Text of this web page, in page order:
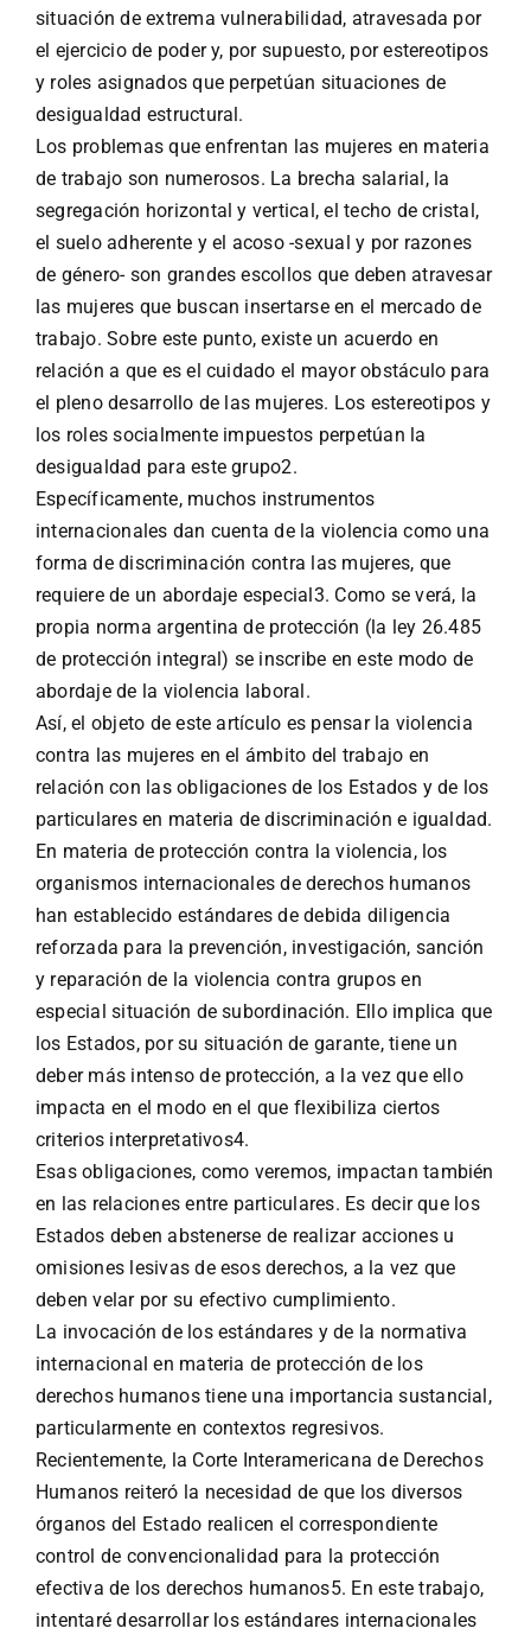
situación de extrema vulnerabilidad, atravesada por
el ejercicio de poder y, por supuesto, por estereotipos
y roles asignados que perpetúan situaciones de
desigualdad estructural.
Los problemas que enfrentan las mujeres en materia
de trabajo son numerosos. La brecha salarial, la
segregación horizontal y vertical, el techo de cristal,
el suelo adherente y el acoso -sexual y por razones
de género- son grandes escollos que deben atravesar
las mujeres que buscan insertarse en el mercado de
trabajo. Sobre este punto, existe un acuerdo en
relación a que es el cuidado el mayor obstáculo para
el pleno desarrollo de las mujeres. Los estereotipos y
los roles socialmente impuestos perpetúan la
desigualdad para este grupo2.
Específicamente, muchos instrumentos
internacionales dan cuenta de la violencia como una
forma de discriminación contra las mujeres, que
requiere de un abordaje especial3. Como se verá, la
propia norma argentina de protección (la ley 26.485
de protección integral) se inscribe en este modo de
abordaje de la violencia laboral.
Así, el objeto de este artículo es pensar la violencia
contra las mujeres en el ámbito del trabajo en
relación con las obligaciones de los Estados y de los
particulares en materia de discriminación e igualdad.
En materia de protección contra la violencia, los
organismos internacionales de derechos humanos
han establecido estándares de debida diligencia
reforzada para la prevención, investigación, sanción
y reparación de la violencia contra grupos en
especial situación de subordinación. Ello implica que
los Estados, por su situación de garante, tiene un
deber más intenso de protección, a la vez que ello
impacta en el modo en el que flexibiliza ciertos
criterios interpretativos4.
Esas obligaciones, como veremos, impactan también
en las relaciones entre particulares. Es decir que los
Estados deben abstenerse de realizar acciones u
omisiones lesivas de esos derechos, a la vez que
deben velar por su efectivo cumplimiento.
La invocación de los estándares y de la normativa
internacional en materia de protección de los
derechos humanos tiene una importancia sustancial,
particularmente en contextos regresivos.
Recientemente, la Corte Interamericana de Derechos
Humanos reiteró la necesidad de que los diversos
órganos del Estado realicen el correspondiente
control de convencionalidad para la protección
efectiva de los derechos humanos5. En este trabajo,
intentaré desarrollar los estándares internacionales